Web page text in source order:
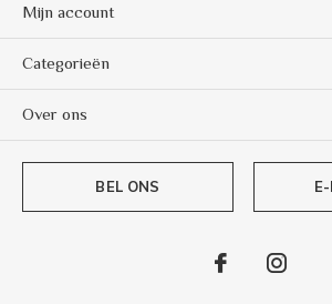
Mijn account
Categorieën
Over ons
BEL ONS